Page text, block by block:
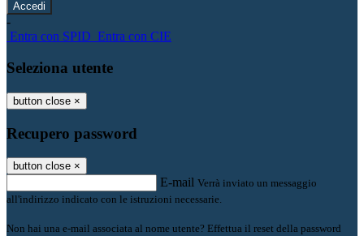
-
Entra con SPID Entra con CIE
Seleziona utente
button close ×
Recupero password
button close ×
E-mail Verrà inviato un messaggio
all'indirizzo indicato con le istruzioni necessarie.
Non hai una e-mail associata al nome utente? Effettua il reset della password